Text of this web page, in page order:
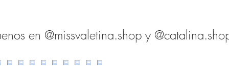
en @missvaletina.shop y